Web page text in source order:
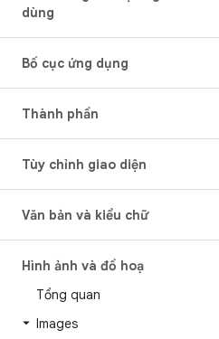
dùng
Bố cục ứng dụng
Thành phần
Tùy chỉnh giao diện
Văn bản và kiểu chữ
Hình ảnh và đồ hoạ
Tổng quan
Images